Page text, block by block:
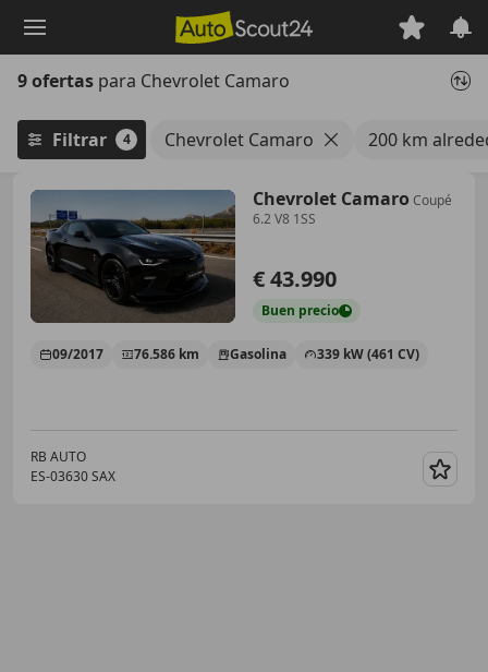
principal
9 ofertas para Chevrolet Camaro
Filtrar 4 Chevrolet Camaro 200 km
Chevrolet Camaro Coupé
6.2 V8 1SS
€ 43.990
Buen precio
09/2017 76.586 km Gasolina 339 kW (461 CV)
RB AUTO
ES-03630 SAX